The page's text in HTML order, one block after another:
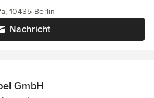
Nachricht
10435 Berlin
GmbH